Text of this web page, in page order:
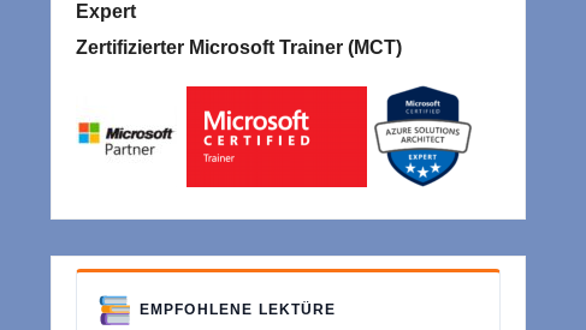
Expert
Zertifizierter Microsoft Trainer (MCT)
EMPFOHLENE LEKTÜRE